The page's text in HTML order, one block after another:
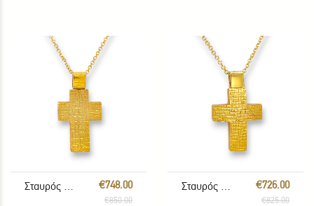
€748.00
€850.00
€726.00
€825.00